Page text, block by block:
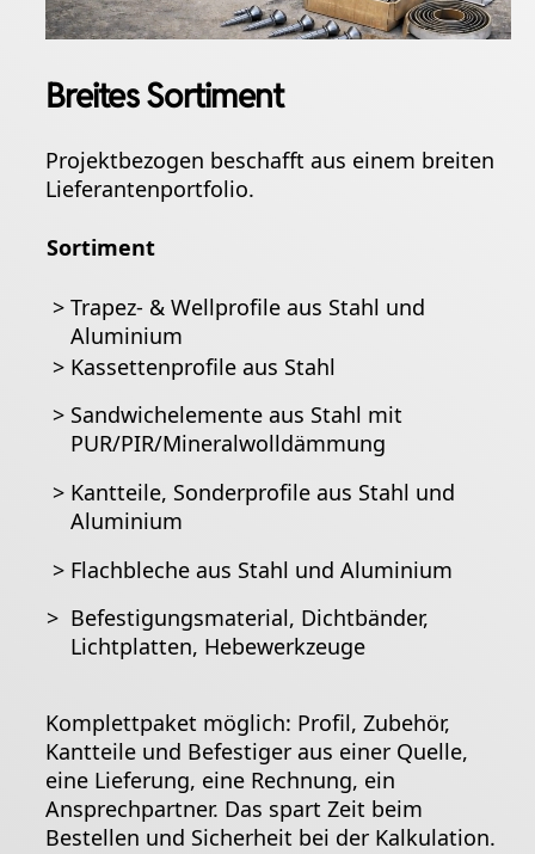
Breites Sortiment
Projektbezogen beschafft aus einem breiten
Lieferantenportfolio.
Sortiment
> Trapez- & Wellprofile aus Stahl und
Aluminium
> Kassettenprofile aus Stahl
> Sandwichelemente aus Stahl mit
PUR/PIR/Mineralwolldämmung
> Kantteile, Sonderprofile aus Stahl und
Aluminium
> Flachbleche aus Stahl und Aluminium
> Befestigungsmaterial, Dichtbänder,
Lichtplatten, Hebewerkzeuge
Komplettpaket möglich: Profil, Zubehör,
Kantteile und Befestiger aus einer Quelle,
eine Lieferung, eine Rechnung, ein
Ansprechpartner. Das spart Zeit beim
Bestellen und Sicherheit bei der Kalkulation.